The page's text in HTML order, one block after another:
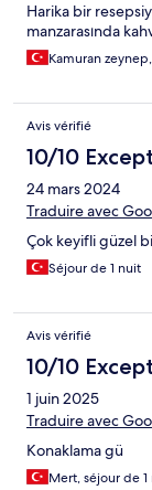
Harika bir
manzarasında
Kamuran
Avis vérifié
10/10
24 mars 2024
Traduire avec
Çok keyifli güzel
Séjour de 1 nuit
Avis vérifié
10/10
1 juin 2025
Traduire avec
Konaklama gü
Mert, séjour de